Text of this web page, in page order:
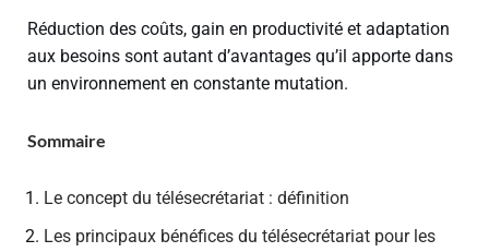
Réduction des coûts, gain en productivité et adaptation
aux besoins sont autant d’avantages qu’il apporte dans
un environnement en constante mutation.
Sommaire
Le concept du télésecrétariat : définition
Les principaux bénéfices du télésecrétariat pour les